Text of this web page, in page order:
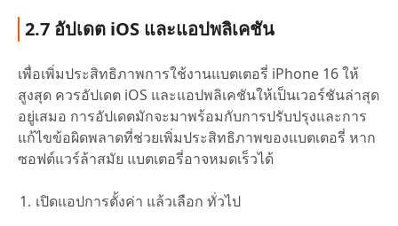
2.7 อัปเดต iOS และแอปพลิเคชัน
เพื่อเพิ่มประสิทธิภาพการใช้งานแบตเตอรี่ iPhone 16 ให้
สูงสุด ควรอัปเดต iOS และแอปพลิเคชันให้เป็นเวอร์ชันล่าสุด
อยู่เสมอ การอัปเดตมักจะมาพร้อมกับการปรับปรุงและการ
แก้ไขข้อผิดพลาดที่ช่วยเพิ่มประสิทธิภาพของแบตเตอรี่ หาก
ซอฟต์แวร์ล้าสมัย แบตเตอรี่อาจหมดเร็วได้
เปิดแอปการตั้งค่า แล้วเลือก ทั่วไป